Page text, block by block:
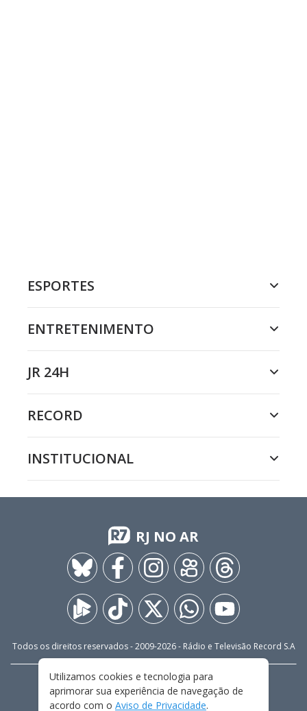
ESPORTES
ENTRETENIMENTO
JR 24H
RECORD
INSTITUCIONAL
RJ NO AR
Todos os direitos reservados - 2009-2026- Rádio e Televisão Record S.A
FALE CONOSCO
PRIVACIDADE
TERMOS E CONDIÇÕES DE USO
Utilizamos cookies e tecnologia para
aprimorar sua experiência de navegação de
acordo com o Aviso de Privacidade.